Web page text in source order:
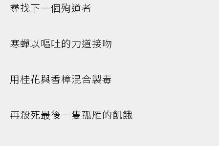
尋找下一個殉道者
寒蟬以嘔吐的力道接吻
用桂花與香樟混合製毒
再殺死最後一隻孤雁的飢餓